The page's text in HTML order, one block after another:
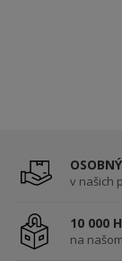
v našich
10 000
na